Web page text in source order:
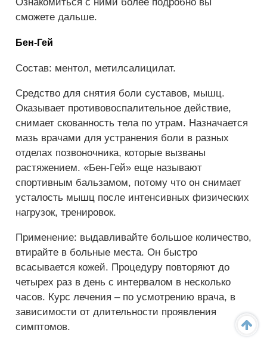
сможете дальше.
Бен-Гей
Состав: ментол, метилсалицилат.
Средство для снятия боли суставов, мышц.
Оказывает противовоспалительное действие,
снимает скованность тела по утрам. Назначается
мазь врачами для устранения боли в разных
отделах позвоночника, которые вызваны
растяжением. «Бен-Гей» еще называют
спортивным бальзамом, потому что он снимает
усталость мышц после интенсивных физических
нагрузок, тренировок.
Применение: выдавливайте большое количество,
втирайте в больные места. Он быстро
всасывается кожей. Процедуру повторяют до
четырех раз в день с интервалом в несколько
часов. Курс лечения – по усмотрению врача, в
зависимости от длительности проявления
симптомов.